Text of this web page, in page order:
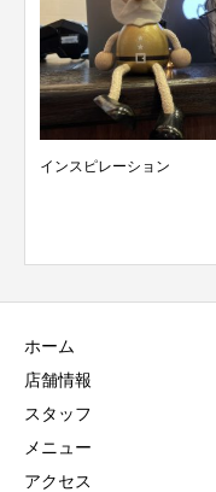
ヘアスタイルを伝える方法
ホーム
店舗情報
スタッフ
メニュー
アクセス